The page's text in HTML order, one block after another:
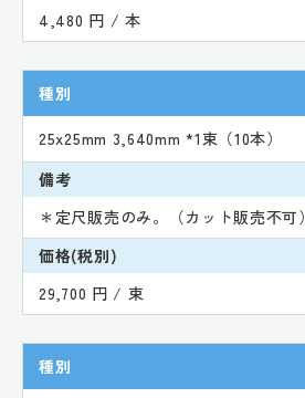
4,480 円 / 本
種別
25x25mm 3,640mm *1束（10本）
備考
＊定尺販売のみ。（カット販売不可）
価格(税別)
29,700 円 / 束
種別